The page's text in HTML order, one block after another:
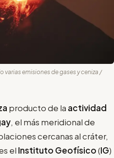
varias emisiones de gases y ceniza /
producto de la actividad
, el más meridional de
cercanas al cráter,
el Instituto Geofísico(IG)